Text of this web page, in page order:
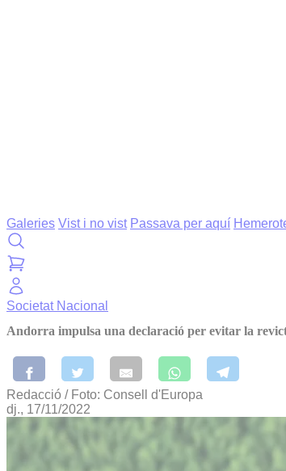
Galeries Vist i no vist Passava per aquí
Societat Nacional
Andorra impulsa una declaració per evitar la
Redacció / Foto: Consell d'Europa
dj., 17/11/2022